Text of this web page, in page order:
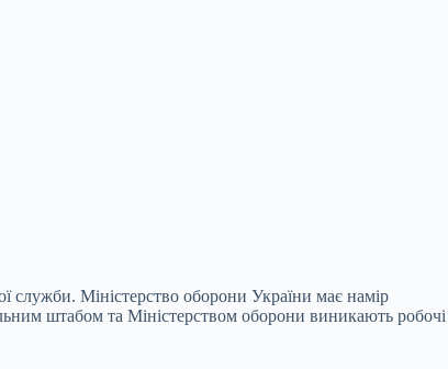
служби. Міністерство оборони України має намір
штабом та Міністерством оборони виникають робочі